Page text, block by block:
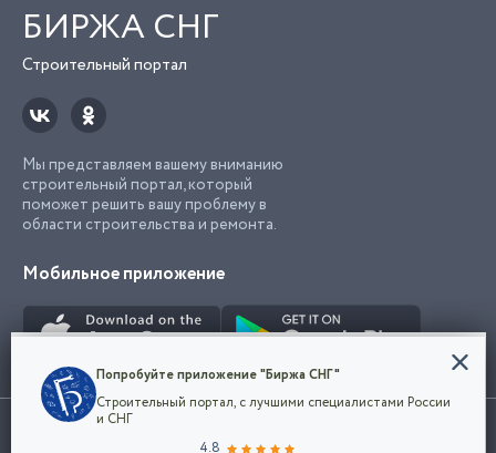
БИРЖА СНГ
Строительный портал
Мы представляем вашему вниманию
строительный портал, который
поможет решить вашу проблему в
области строительства и ремонта.
Мобильное приложение
Использование сайта, в том числе подача объявлений, означает
Конфиденциальность
Мы используем файлы cookie, чтобы сделать
наш сайт удобным для каждого
Попробуйте приложение "Биржа СНГ"
Строительный портал, с лучшими специалистами России
и СНГ
4.8